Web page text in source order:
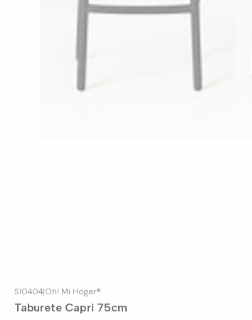
Agotado
SI0404|Oh! Mi Hogar®
Taburete Capri 75cm